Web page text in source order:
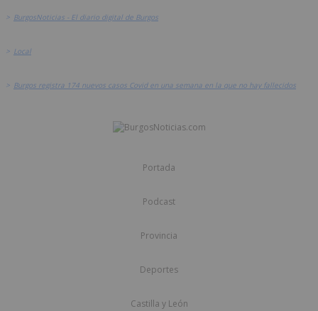
> BurgosNoticias - El diario digital de Burgos
> Local
> Burgos registra 174 nuevos casos Covid en una semana en la que no hay fallecidos
Portada
Podcast
Provincia
Deportes
Castilla y León